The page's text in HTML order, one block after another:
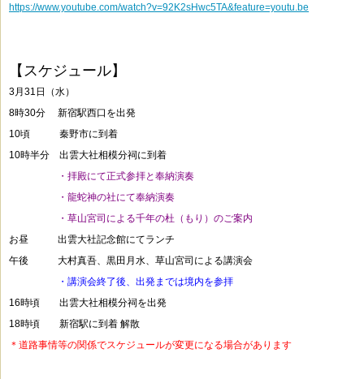
https://www.youtube.com/watch?v=92K2sHwc5TA&feature=youtu.be
【スケジュール】
3月31日（水）
8時30分 新宿駅西口を出発
10頃 秦野市に到着
10時半分 出雲大社相模分祠に到着
・拝殿にて正式参拝と奉納演奏
・龍蛇神の社にて奉納演奏
・草山宮司による千年の杜（もり）のご案内
お昼 出雲大社記念館にてランチ
午後 大村真吾、黒田月水、草山宮司による講演会
・講演会終了後、出発までは境内を参拝
16時頃 出雲大社相模分祠を出発
18時頃 新宿駅に到着 解散
＊道路事情等の関係でスケジュールが変更になる場合があります